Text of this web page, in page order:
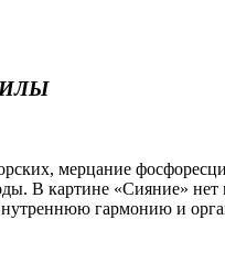
мерцание
В картине «Сияние» нет
гармонию и